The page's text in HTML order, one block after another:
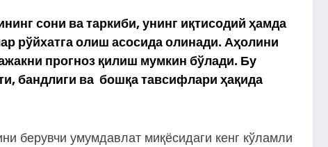
сони ва таркиби, унинг иқтисодий ҳамда
рўйхатга олиш асосида олинади. Аҳолини
прогноз қилиш мумкин бўлади. Бу
бандлиги ва бошқа тавсифлари ҳақида
берувчи умумдавлат миқёсидаги кенг кўламли